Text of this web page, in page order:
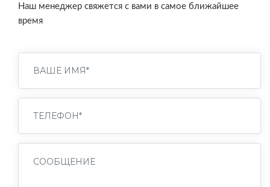
Наш менеджер свяжется с вами в самое ближайшее
время